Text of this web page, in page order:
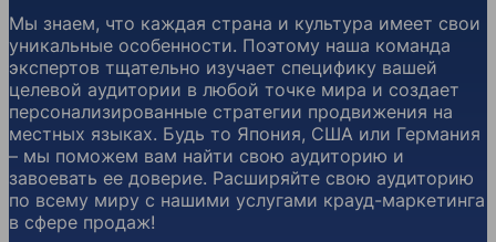
Мы знаем, что каждая страна и культура имеет свои
уникальные особенности. Поэтому наша команда
экспертов тщательно изучает специфику вашей
целевой аудитории в любой точке мира и создает
персонализированные стратегии продвижения на
местных языках. Будь то Япония, США или Германия
– мы поможем вам найти свою аудиторию и
завоевать ее доверие. Расширяйте свою аудиторию
по всему миру с нашими услугами крауд-маркетинга
в сфере продаж!